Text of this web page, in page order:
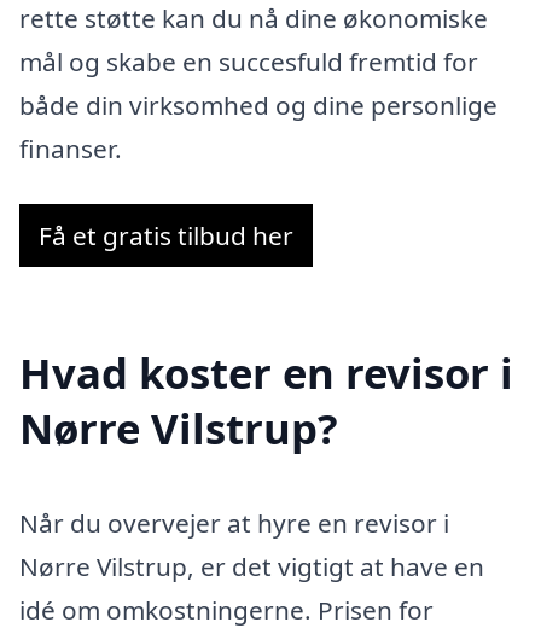
rette støtte kan du nå dine økonomiske
mål og skabe en succesfuld fremtid for
både din virksomhed og dine personlige
finanser.
Få et gratis tilbud her
Hvad koster en revisor i
Nørre Vilstrup?
Når du overvejer at hyre en revisor i
Nørre Vilstrup, er det vigtigt at have en
idé om omkostningerne. Prisen for